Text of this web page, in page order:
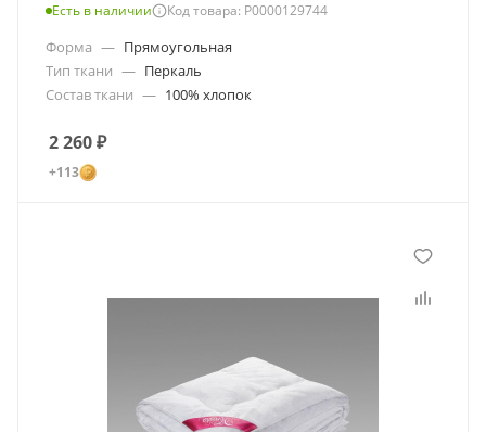
Есть в наличии
Код товара: Р0000129744
Форма — Прямоугольная
Тип ткани — Перкаль
Состав ткани — 100% хлопок
2 260₽
+113